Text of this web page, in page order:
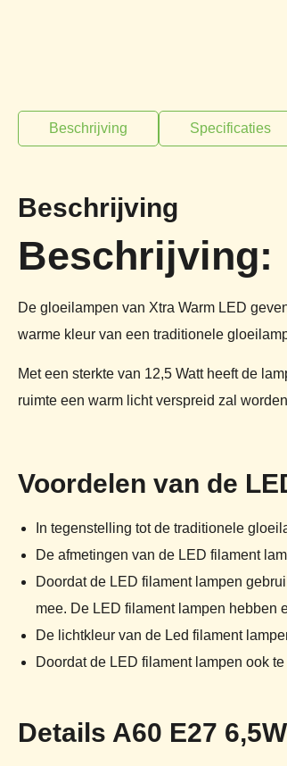
Beschrijving Specificaties
Beschrijving
Beschrijving:
De gloeilampen van Xtra Warm LED
warme kleur van een traditionele
Met een sterkte van 12,5 Watt heeft de
ruimte een warm licht verspreid zal
Voordelen van de
In tegenstelling tot de traditionele
De afmetingen van de LED filament
Doordat de LED filament lampen
mee. De LED filament lampen hebben
De lichtkleur van de Led filament
Doordat de LED filament lampen ook
Details A60 E27